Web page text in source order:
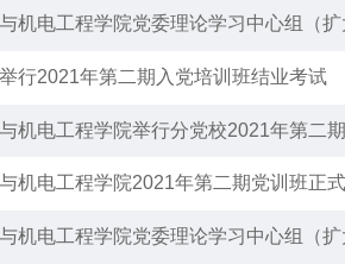
机电工程学院党委理论学习中心组（
行2021年第二期入党培训班结业考试
机电工程学院举行分党校2021年第二
机电工程学院2021年第二期党训班正
机电工程学院党委理论学习中心组（